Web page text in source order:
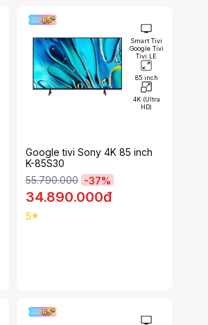
Smart Tivi
Google Tivi
Tivi LE
85 inch
4K (Ultra
HD)
Google tivi Sony 4K 85 inch
K-85S30
55.790.000 -37%
34.890.000đ
5